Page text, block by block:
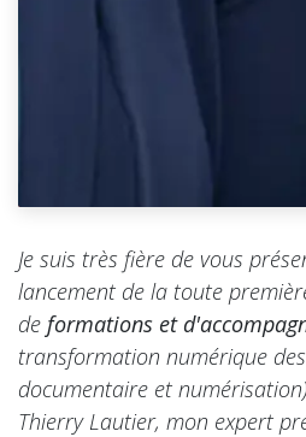
Je suis très fière de vous
lancement de la toute
de formations et
transformation numérique
documentaire et
Thierry Lautier, mon expert